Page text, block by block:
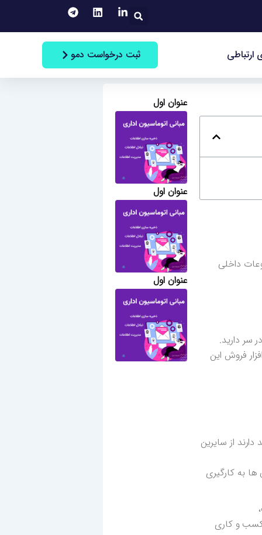
جستجو
ارتباطی ثبت درخواست دمو
داخلی
سر دارید.
فروش این
از سایرین
به کارگیری
و کاری
عنوان اول
عنوان اول
عنوان اول